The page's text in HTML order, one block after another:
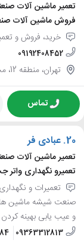
تعمیر ماشین آلات
فروش ماشین آلات
خرید، فروش و
09192408452
تهران، منطقه 12، محله آبشار، خیابان ری، دوراه مهندس
تماس
20. عبادی فر
تعمیر ماشین آلات
تعمیرو نگهداری واتر
تعمیرات و
صنعت شیشه ماشین
و عیب یابی بهینه
09363312813